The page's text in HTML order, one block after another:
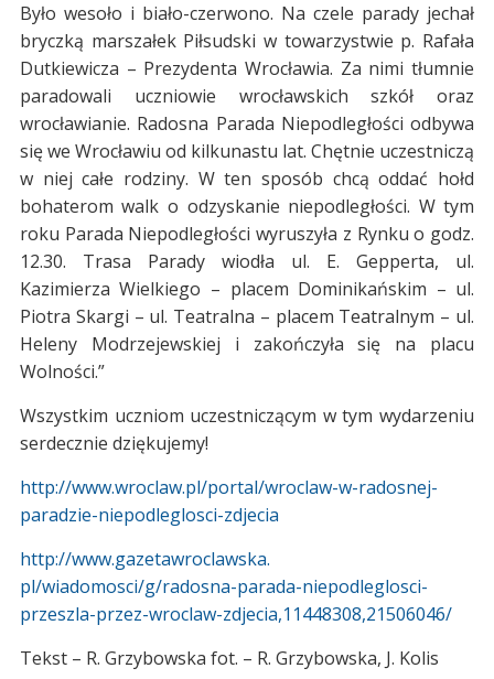
Było wesoło i biało-czerwono. Na czele parady jechał
bryczką marszałek Piłsudski w towarzystwie p. Rafała
Dutkiewicza – Prezydenta Wrocławia. Za nimi tłumnie
paradowali uczniowie wrocławskich szkół oraz
wrocławianie. Radosna Parada Niepodległości odbywa
się we Wrocławiu od kilkunastu lat. Chętnie uczestniczą
w niej całe rodziny. W ten sposób chcą oddać hołd
bohaterom walk o odzyskanie niepodległości. W tym
roku Parada Niepodległości wyruszyła z Rynku o godz.
12.30. Trasa Parady wiodła ul. E. Gepperta, ul.
Kazimierza Wielkiego – placem Dominikańskim – ul.
Piotra Skargi – ul. Teatralna – placem Teatralnym – ul.
Heleny Modrzejewskiej i zakończyła się na placu
Wolności.”
Wszystkim uczniom uczestniczącym w tym wydarzeniu
serdecznie dziękujemy!
http://www.wroclaw.pl/portal/wroclaw-w-radosnej-
paradzie-niepodleglosci-zdjecia
http://www.gazetawroclawska.
pl/wiadomosci/g/radosna-parada-niepodleglosci-
przeszla-przez-wroclaw-zdjecia,11448308,21506046/
Tekst – R. Grzybowska fot. – R. Grzybowska, J. Kolis